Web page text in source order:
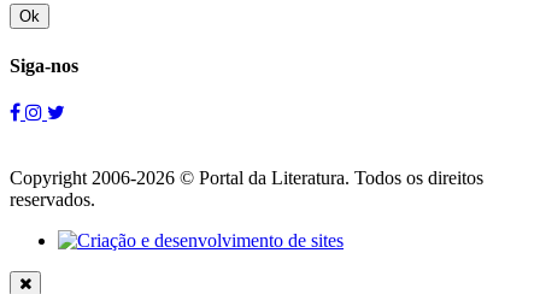
Ok
Siga-nos
Copyright 2006-2026 © Portal da Literatura. Todos os direitos
reservados.